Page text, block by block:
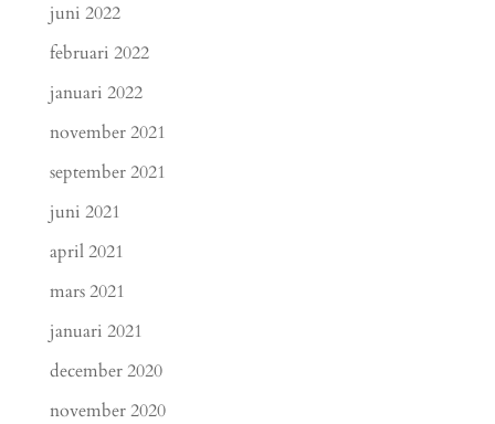
juni 2022
februari 2022
januari 2022
november 2021
september 2021
juni 2021
april 2021
mars 2021
januari 2021
december 2020
november 2020